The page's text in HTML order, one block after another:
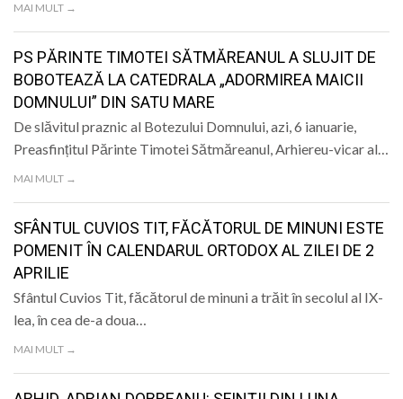
MAI MULT →
PS PĂRINTE TIMOTEI SĂTMĂREANUL A SLUJIT DE
BOBOTEAZĂ LA CATEDRALA „ADORMIREA MAICII
DOMNULUI” DIN SATU MARE
De slăvitul praznic al Botezului Domnului, azi, 6 ianuarie,
Preasfințitul Părinte Timotei Sătmăreanul, Arhiereu-vicar al…
MAI MULT →
SFÂNTUL CUVIOS TIT, FĂCĂTORUL DE MINUNI ESTE
POMENIT ÎN CALENDARUL ORTODOX AL ZILEI DE 2
APRILIE
Sfântul Cuvios Tit, făcătorul de minuni a trăit în secolul al IX-
lea, în cea de-a doua…
MAI MULT →